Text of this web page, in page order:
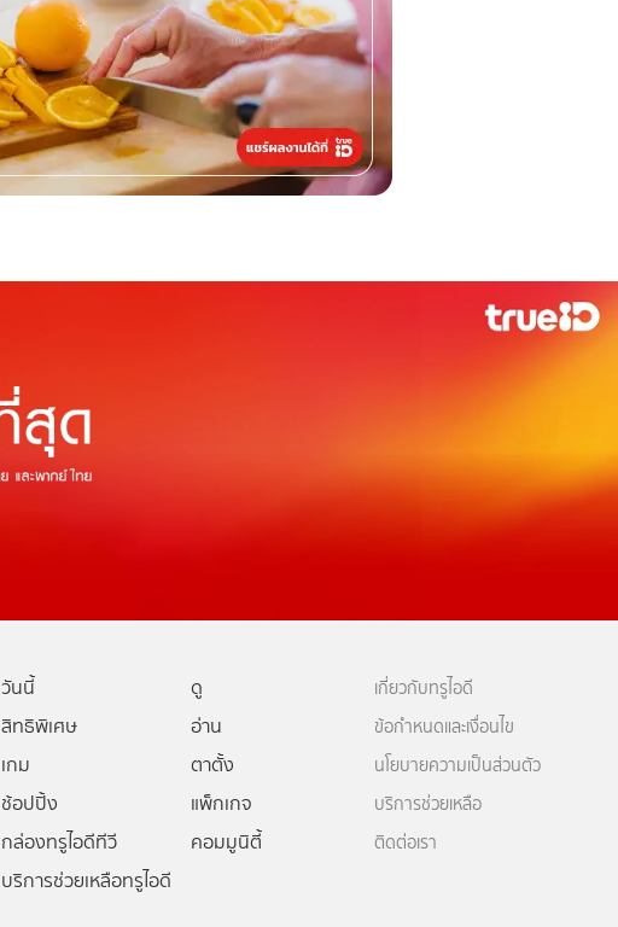
วันนี้
ดู
สิทธิพิเศษ
อ่าน
เกม
ตาตั้ง
ช้อปปิ้ง
แพ็กเกจ
กล่องทรูไอดีทีวี
คอมมูนิตี้
บริการช่วยเหลือทรูไอดี
เกี่ยวกับทรูไอดี
ข้อกำหนดและเงื่อนไข
นโยบายความเป็นส่วนตัว
บริการช่วยเหลือ
ติดต่อเรา